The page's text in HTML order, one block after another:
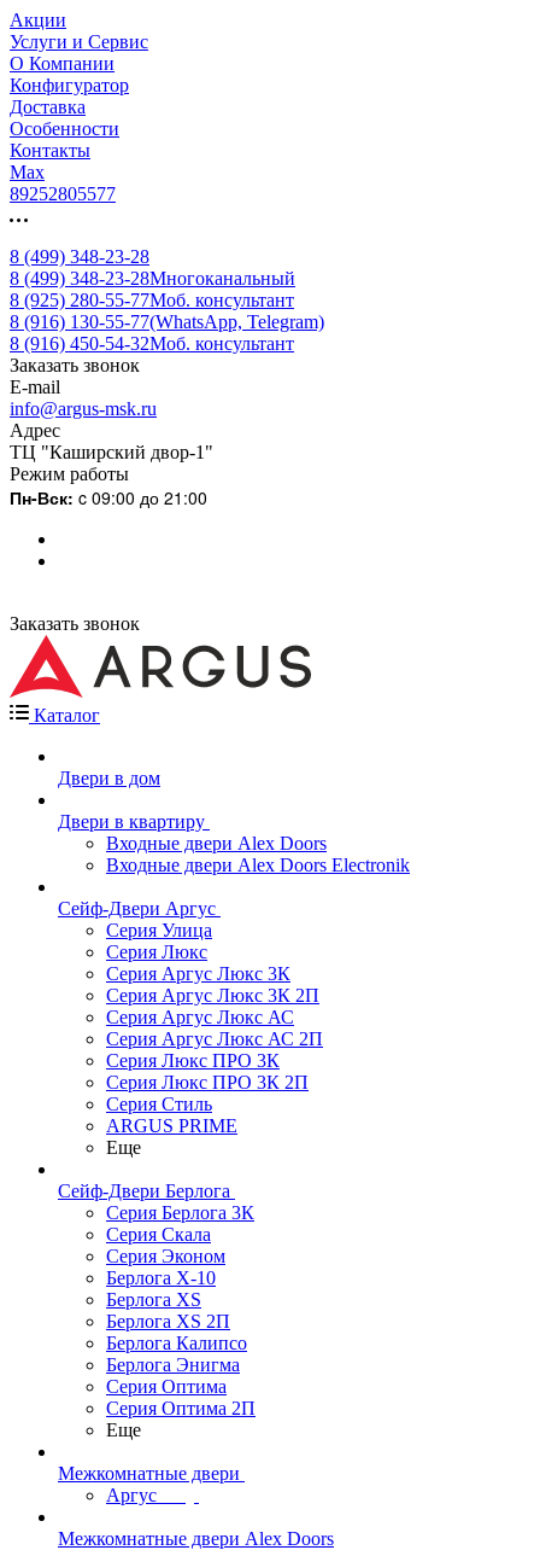
Акции
Услуги и Сервис
О Компании
Конфигуратор
Доставка
Особенности
Контакты
Max
89252805577
8 (499) 348-23-28
8 (499) 348-23-28Многоканальный
8 (925) 280-55-77Моб. консультант
8 (916) 130-55-77(WhatsApp, Telegram)
8 (916) 450-54-32Моб. консультант
Заказать звонок
E-mail
info@argus-msk.ru
Адрес
ТЦ "Каширский двор-1"
Режим работы
Пн-Вск: c 09:00 до 21:00
Заказать звонок
Каталог
Двери в дом
Двери в квартиру
Входные двери Alex Doors
Входные двери Alex Doors Electronik
Сейф-Двери Аргус
Серия Улица
Серия Люкс
Серия Аргус Люкс 3К
Серия Аргус Люкс 3К 2П
Серия Аргус Люкс АС
Серия Аргус Люкс АС 2П
Серия Люкс ПРО 3К
Серия Люкс ПРО 3К 2П
Серия Стиль
ARGUS PRIME
Еще
Сейф-Двери Берлога
Серия Берлога 3К
Серия Скала
Серия Эконом
Берлога X-10
Берлога XS
Берлога XS 2П
Берлога Калипсо
Берлога Энигма
Серия Оптима
Серия Оптима 2П
Еще
Межкомнатные двери
Аргус
Межкомнатные двери Alex Doors